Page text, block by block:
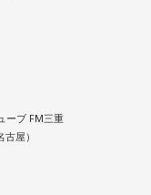
ァイターズ （ベル
50分～9時00分
）
ーブ FM三重
屋）